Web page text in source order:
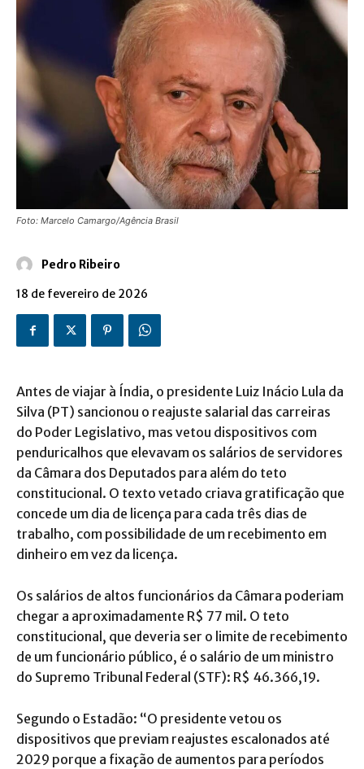
Foto: Marcelo Camargo/Agência Brasil
Pedro Ribeiro
18 de fevereiro de 2026
Antes de viajar à Índia, o presidente Luiz Inácio Lula da
Silva (PT) sancionou o reajuste salarial das carreiras
do Poder Legislativo, mas vetou dispositivos com
penduricalhos que elevavam os salários de servidores
da Câmara dos Deputados para além do teto
constitucional. O texto vetado criava gratificação que
concede um dia de licença para cada três dias de
trabalho, com possibilidade de um recebimento em
dinheiro em vez da licença.
Os salários de altos funcionários da Câmara poderiam
chegar a aproximadamente R$ 77 mil. O teto
constitucional, que deveria ser o limite de recebimento
de um funcionário público, é o salário de um ministro
do Supremo Tribunal Federal (STF): R$ 46.366,19.
Segundo o Estadão: “O presidente vetou os
dispositivos que previam reajustes escalonados até
2029 porque a fixação de aumentos para períodos